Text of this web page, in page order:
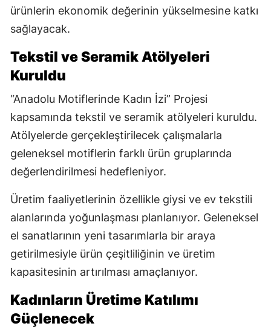
ürünlerin ekonomik değerinin yükselmesine katkı
sağlayacak.
Tekstil ve Seramik Atölyeleri
Kuruldu
“Anadolu Motiflerinde Kadın İzi” Projesi
kapsamında tekstil ve seramik atölyeleri kuruldu.
Atölyelerde gerçekleştirilecek çalışmalarla
geleneksel motiflerin farklı ürün gruplarında
değerlendirilmesi hedefleniyor.
Üretim faaliyetlerinin özellikle giysi ve ev tekstili
alanlarında yoğunlaşması planlanıyor. Geleneksel
el sanatlarının yeni tasarımlarla bir araya
getirilmesiyle ürün çeşitliliğinin ve üretim
kapasitesinin artırılması amaçlanıyor.
Kadınların Üretime Katılımı
Güçlenecek